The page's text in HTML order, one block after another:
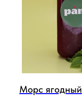
Морс ягодный